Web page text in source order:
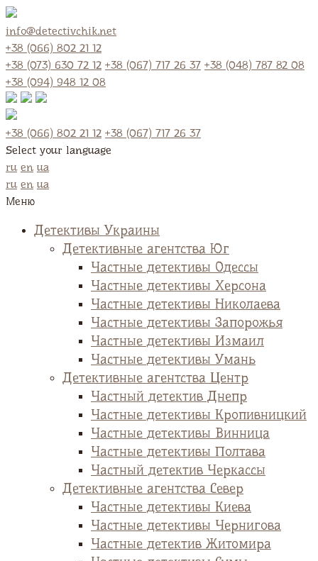
info@detectivchik.net
+38 (066) 802 21 12
+38 (073) 630 72 12 +38 (067) 717 26 37 +38 (048) 787 82 08
+38 (094) 948 12 08
+38 (066) 802 21 12 +38 (067) 717 26 37
Select your language
ru en ua
ru en ua
Меню
Детективы Украины
Детективные агентства Юг
Частные детективы Одессы
Частные детективы Херсона
Частные детективы Николаева
Частные детективы Запорожья
Частные детективы Измаил
Частные детективы Умань
Детективные агентства Центр
Частный детектив Днепр
Частные детективы Кропивницкий
Частные детективы Винница
Частные детективы Полтава
Частный детектив Черкассы
Детективные агентства Север
Частные детективы Киева
Частные детективы Чернигова
Частные детектив Житомира